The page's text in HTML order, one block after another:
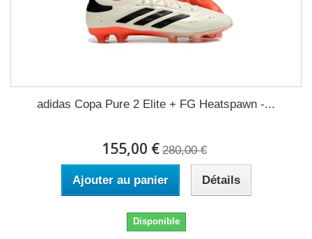
adidas Copa Pure 2 Elite + FG Heatspawn -...
155,00 € 280,00 €
Ajouter au panier Détails
Disponible